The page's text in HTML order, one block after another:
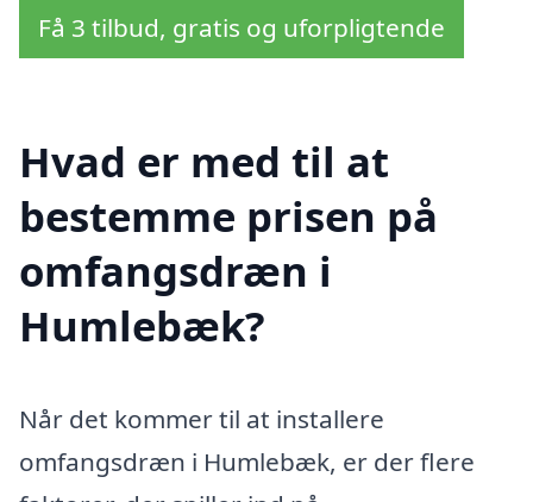
Få 3 tilbud, gratis og uforpligtende
Hvad er med til at
bestemme prisen på
omfangsdræn i
Humlebæk?
Når det kommer til at installere
omfangsdræn i Humlebæk, er der flere